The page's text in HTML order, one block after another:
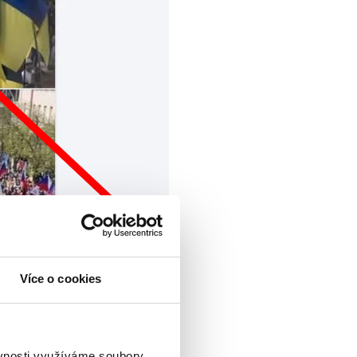
Více o cookies
žijících na Ukrajině
ukazují, že 92 %